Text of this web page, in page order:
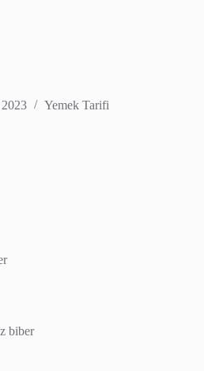
Yemek Tarifi
biber